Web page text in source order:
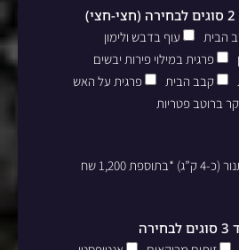
הבית
עוף בדבש ולימון
פרגית במילוי פירות יבשים
קבב הבית
פרגית על האש
ברוטב פטריות
שוק טלה שלם בתנור (כ-4 ק”ג) *בתוספת 1,200 שח